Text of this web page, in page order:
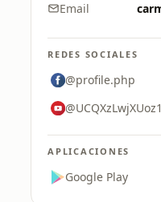
Email
REDES SOCIALES
@profile.php
APLICACIONES
Google Play